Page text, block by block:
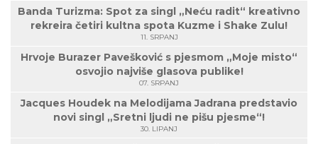
Banda Turizma: Spot za singl „Neću radit“ kreativno
rekreira četiri kultna spota Kuzme i Shake Zulu!
11. SRPANJ
Hrvoje Burazer Pavešković s pjesmom „Moje misto“
osvojio najviše glasova publike!
07. SRPANJ
Jacques Houdek na Melodijama Jadrana predstavio
novi singl „Sretni ljudi ne pišu pjesme“!
30. LIPANJ